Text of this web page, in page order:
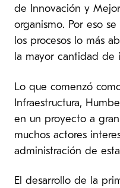
de Innovación y
organismo. Por eso
los procesos lo más
la mayor cantidad de
Lo que comenzó
Infraestructura,
en un proyecto a
muchos actores
administración de
El desarrollo de la